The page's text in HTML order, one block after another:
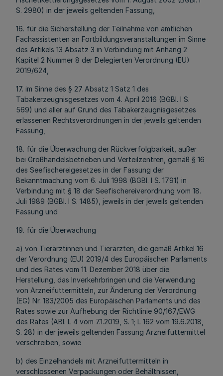
S. 2980) in der jeweils geltenden Fassung,
16. für die Sicherstellung der Teilnahme von amtlichen
Fachassistenten an Fortbildungsveranstaltungen im Sinne
des Artikels 13 Absatz 3 in Verbindung mit Anhang 2
Kapitel 2 Nummer 8 der Delegierten Verordnung (EU)
2019/624,
17. im Sinne des § 27 Absatz 1 Satz 1 des
Tabakerzeugnisgesetzes vom 4. April 2016 (BGBl. I S.
569) und aller auf Grund des Tabakerzeugnisgesetzes
erlassenen Rechtsverordnungen in der jeweils geltenden
Fassung,
18. für die Überwachung der Rückverfolgbarkeit, außer
bei Großhandelsbetrieben und Verteilzentren, gemäß § 16
des Seefischereigesetzes in der Fassung der
Bekanntmachung vom 6. Juli 1998 (BGBl. I S. 1791) in
Verbindung mit § 18 der Seefischereiverordnung vom 18.
Juli 1989 (BGBl. I S. 1485), jeweils in der jeweils geltenden
Fassung und
19. für die Überwachung
a) von Tierärztinnen und Tierärzten, die gemäß Artikel 16
der Verordnung (EU) 2019/4 des Europäischen Parlaments
und des Rates vom 11. Dezember 2018 über die
Herstellung, das Inverkehrbringen und die Verwendung
von Arzneifuttermitteln, zur Änderung der Verordnung
(EG) Nr. 183/2005 des Europäischen Parlaments und des
Rates sowie zur Aufhebung der Richtlinie 90/167/EWG
des Rates (ABl. L 4 vom 7.1.2019, S. 1; L 162 vom 19.6.2018,
S. 28) in der jeweils geltenden Fassung Arzneifuttermittel
verschreiben, sowie
b) des Einzelhandels mit Arzneifuttermitteln in
verschlossenen Verpackungen oder Behältnissen,